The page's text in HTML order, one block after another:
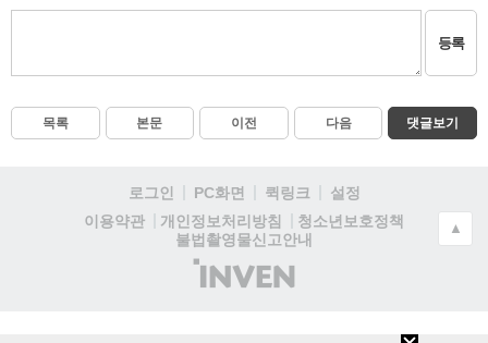
등록
목록 본문 이전 다음 댓글보기
로그인 PC화면 퀵링크
설정
이용약관
개인정보처리방침
청소년보호정책
불법촬영물신고안내
(주)
인
▲